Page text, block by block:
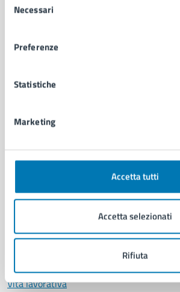
delNecessari
Preferenze
Statistiche
Marketing
Accetta tutti
Accetta selezionati
Rifiuta
Uffici
Personale amministrativo
Intranet, posta aziendale e protocollo
CATEGORIE DI SERVIZIO
Documenti e certificati
Educazione e formazione
Imprese e commercio
Salute, benessere e assistenza
Servizi Cimiteriali
Vita lavorativa